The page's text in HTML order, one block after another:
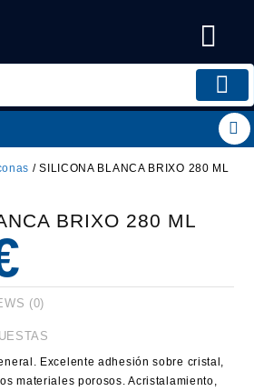
/ SILICONA BLANCA BRIXO 280 ML
BRIXO 280 ML
(0)
Excelente adhesión sobre cristal,
materiales porosos. Acristalamiento,